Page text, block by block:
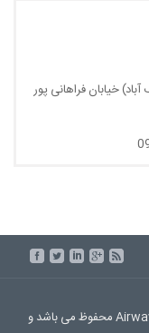
خیابان فراهانی پور
تمامی حقوق این سایت نزد نمایندگی چیلرهای Airwave محفوظ می باشد و